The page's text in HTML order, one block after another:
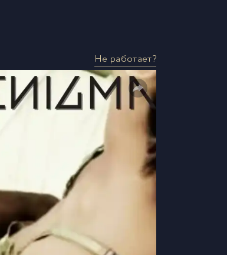
Не работает?